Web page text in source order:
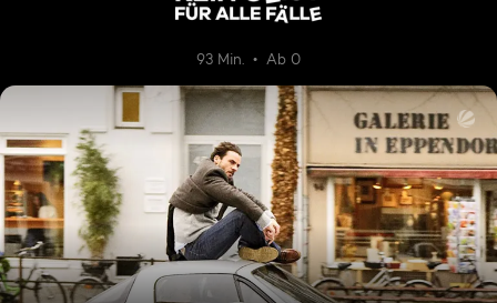
Kein Geist für alle Fälle
93 Min. Ab 0